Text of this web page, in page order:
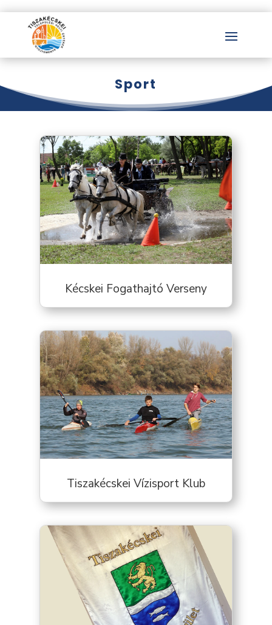
Sport
Kécskei Fogathajtó Verseny
Tiszakécskei Vízisport Klub